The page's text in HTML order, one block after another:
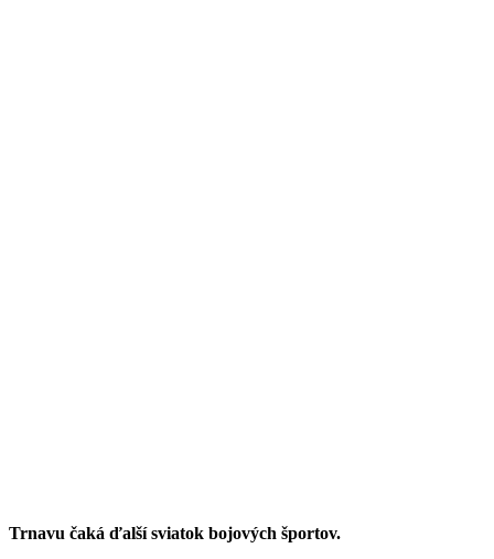
Trnavu čaká ďalší sviatok bojových športov.